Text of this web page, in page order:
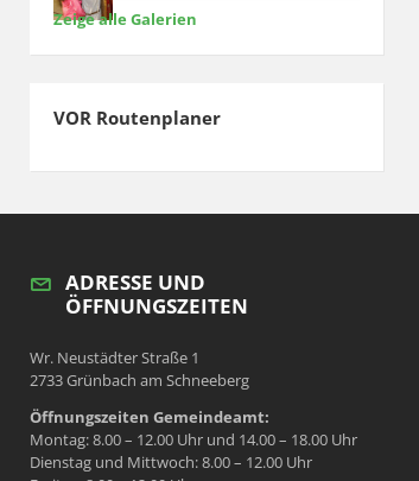
Zeige alle Galerien
VOR Routenplaner
ADRESSE UND
ÖFFNUNGSZEITEN
Wr. Neustädter Straße 1
2733 Grünbach am Schneeberg
Öffnungszeiten Gemeindeamt:
Montag: 8.00 – 12.00 Uhr und 14.00 – 18.00 Uhr
Dienstag und Mittwoch: 8.00 – 12.00 Uhr